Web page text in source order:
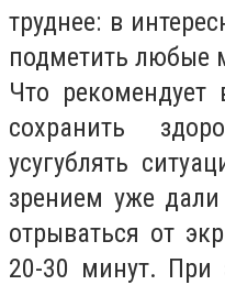
труднее: в
подметить любые
Что рекомендует
сохранить
усугублять
зрением уже
отрываться от
20-30 минут. При